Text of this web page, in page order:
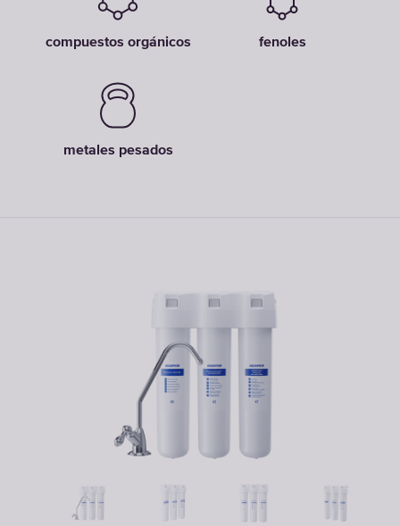
compuestos orgánicos fenoles
metales pesados